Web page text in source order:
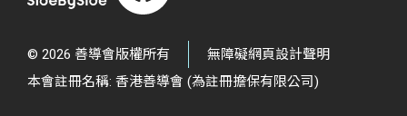
© 2026 善導會版權所有
無障礙網頁設計聲明
本會註冊名稱: 香港善導會 (為註冊擔保有限公司)